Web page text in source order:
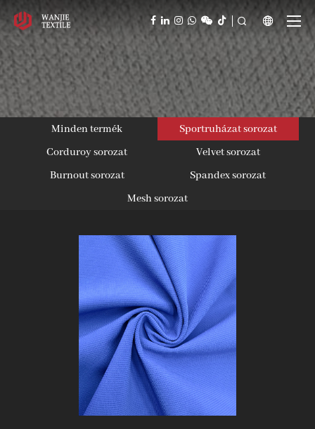
  
Ipari innovátor
Minden termék
Sportruházat sorozat
Corduroy sorozat
Velvet sorozat
Burnout sorozat
Spandex sorozat
Mesh sorozat